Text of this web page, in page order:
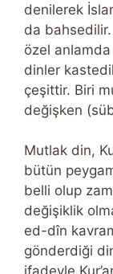
denilerek
da bahsedilir.
özel
dinler
çeşittir. Biri
değişken
Mutlak din,
bütün
belli olup
değişiklik
ed-dîn
gönderdiği
ifadeyle